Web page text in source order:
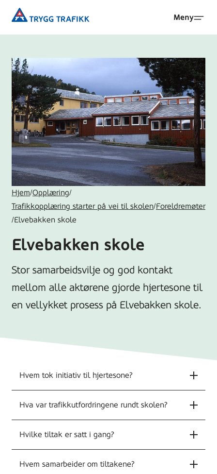
hovedinnhold
Trygg
Meny
Hjem/Opplæring/
Trafikkopplæring starter på vei til skolen/Foreldremøter
/Elvebakken skole
Elvebakken skole
Stor samarbeidsvilje og god kontakt
mellom alle aktørene gjorde hjertesone til
en vellykket prosess på Elvebakken skole.
Hvem tok initiativ til hjertesone?
Hva var trafikkutfordringene rundt skolen?
Hvilke tiltak er satt i gang?
Hvem samarbeider om tiltakene?